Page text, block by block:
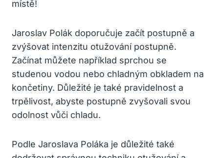
místě!
Jaroslav⁤ Polák ⁤doporučuje začít ⁤postupně a
zvýšovat intenzitu otužování postupně.
Začínat můžete například sprchou se
studenou vodou nebo chladným obkladem na
končetiny. Důležité je také pravidelnost a
trpělivost, abyste postupně zvyšovali svou
odolnost vůči chladu.
Podle Jaroslava Poláka ⁣je důležité také